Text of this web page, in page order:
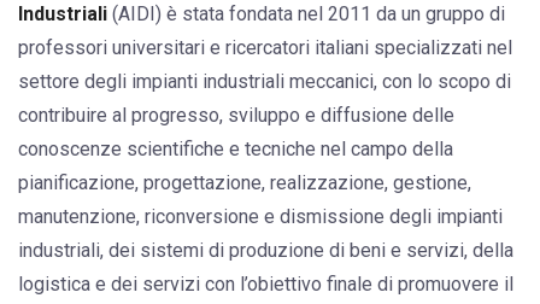
Industriali (AIDI) è stata fondata nel 2011 da un gruppo di
professori universitari e ricercatori italiani specializzati nel
settore degli impianti industriali meccanici, con lo scopo di
contribuire al progresso, sviluppo e diffusione delle
conoscenze scientifiche e tecniche nel campo della
pianificazione, progettazione, realizzazione, gestione,
manutenzione, riconversione e dismissione degli impianti
industriali, dei sistemi di produzione di beni e servizi, della
logistica e dei servizi con l’obiettivo finale di promuovere il